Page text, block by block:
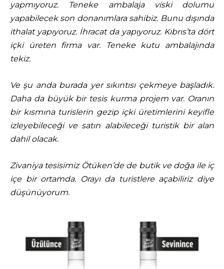
yapmıyoruz. Teneke ambalaja viski dolumu
yapabilecek son donanımlara sahibiz. Bunu dışında
ithalat yapıyoruz. İhracat da yapıyoruz. Kıbrıs’ta dört
içki üreten firma var. Teneke kutu ambalajında
tekiz.
Ve şu anda burada yer sıkıntısı çekmeye başladık.
Daha da büyük bir tesis kurma projem var. Oranın
bir kısmına turislerin gezip içki üretimlerini keyifle
izleyebileceği ve satın alabileceği turistik bir alan
dahil olacak.
Zivaniya tesisimiz Ötüken’de de butik ve doğa ile iç
içe bir ortamda. Orayı da turistlere açabiliriz diye
düşünüyorum.